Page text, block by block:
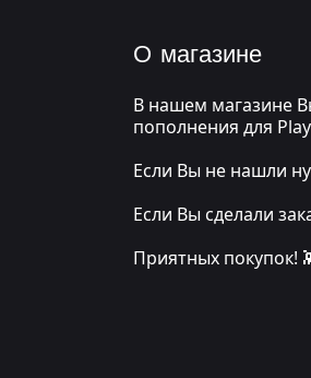
О магазине
В нашем магазине
пополнения для
Если Вы не нашли
Если Вы сделали
Приятных покупок!